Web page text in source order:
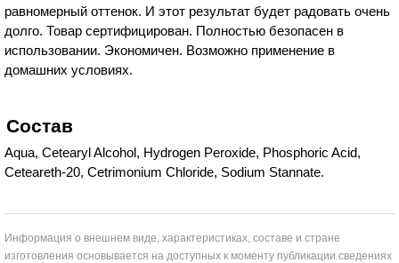
равномерный оттенок. И этот результат будет радовать очень
долго. Товар сертифицирован. Полностью безопасен в
использовании. Экономичен. Возможно применение в
домашних условиях.
Состав
Aqua, Cetearyl Alcohol, Hydrogen Peroxide, Phosphoric Acid,
Ceteareth-20, Cetrimonium Chloride, Sodium Stannate.
Информация о внешнем виде, характеристиках, составе и стране
изготовления основывается на доступных к моменту публикации сведениях